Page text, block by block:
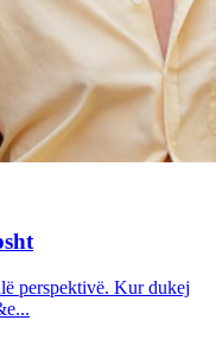
perspektivë. Kur dukej